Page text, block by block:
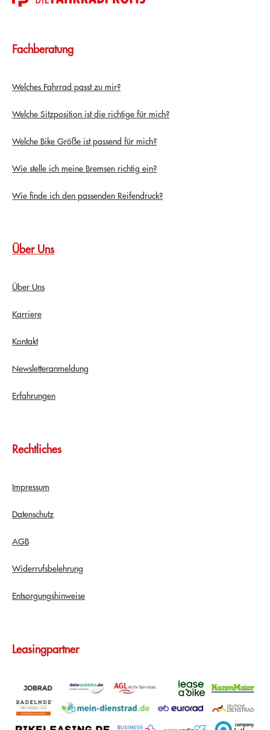
Fachberatung
Welches Fahrrad passt zu mir?
Welche Sitzposition ist die richtige für mich?
Welche Bike Größe ist passend für mich?
Wie stelle ich meine Bremsen richtig ein?
Wie finde ich den passenden Reifendruck?
Über Uns
Über Uns
Karriere
Kontakt
Newsletteranmeldung
Erfahrungen
Rechtliches
Impressum
Datenschutz
AGB
Widerrufsbelehrung
Entsorgungshinweise
Leasingpartner